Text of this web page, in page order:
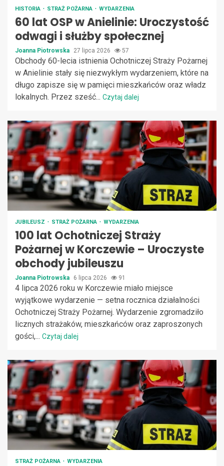
HISTORIA STRAŻ POŻARNA WYDARZENIA
60 lat OSP w Anielinie: Uroczystość
odwagi i służby społecznej
Joanna Piotrowska 27 lipca 2026 57
Obchody 60-lecia istnienia Ochotniczej Straży Pożarnej
w Anielinie stały się niezwykłym wydarzeniem, które na
długo zapisze się w pamięci mieszkańców oraz władz
lokalnych. Przez sześć... Czytaj dalej
JUBILEUSZ STRAŻ POŻARNA WYDARZENIA
100 lat Ochotniczej Straży
Pożarnej w Korczewie – Uroczyste
obchody jubileuszu
Joanna Piotrowska 6 lipca 2026 91
4 lipca 2026 roku w Korczewie miało miejsce
wyjątkowe wydarzenie — setna rocznica działalności
Ochotniczej Straży Pożarnej. Wydarzenie zgromadziło
licznych strażaków, mieszkańców oraz zaproszonych
gości,... Czytaj dalej
STRAŻ POŻARNA WYDARZENIA